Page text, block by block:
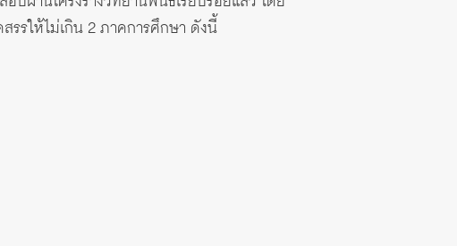
รให้ไม่เกิน 2 ภาคการศึกษา ดังนี้